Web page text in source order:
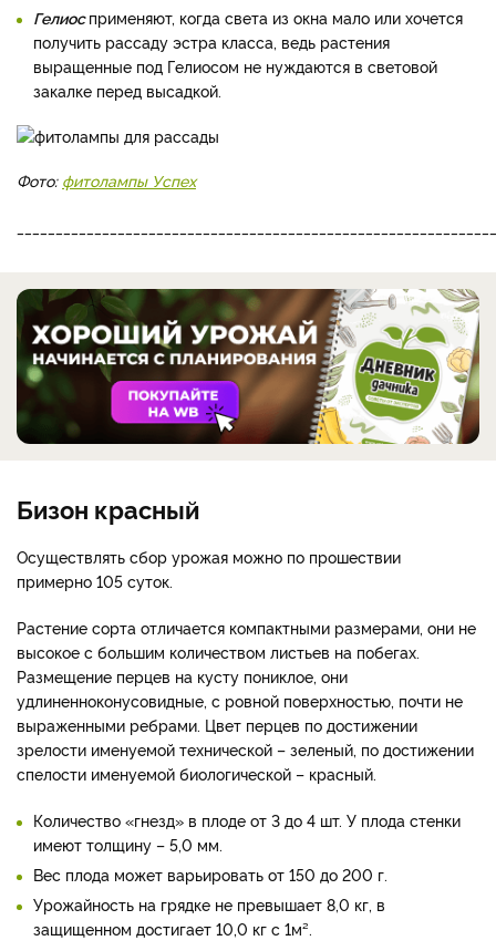
Гелиосприменяют, когда света из окна мало или хочется
получить рассаду эстра класса, ведь растения
выращенные под Гелиосом не нуждаются в световой
закалке перед высадкой.
Фото: фитолампы Успех
Бизон красный
Осуществлять сбор урожая можно по прошествии
примерно 105 суток.
Растение сорта отличается компактными размерами, они не
высокое с большим количеством листьев на побегах.
Размещение перцев на кусту пониклое, они
удлиненноконусовидные, с ровной поверхностью, почти не
выраженными ребрами. Цвет перцев по достижении
зрелости именуемой технической – зеленый, по достижении
спелости именуемой биологической – красный.
Количество «гнезд» в плоде от 3 до 4 шт. У плода стенки
имеют толщину – 5,0 мм.
Вес плода может варьировать от 150 до 200 г.
Урожайность на грядке не превышает 8,0 кг, в
защищенном достигает 10,0 кг с 1м².